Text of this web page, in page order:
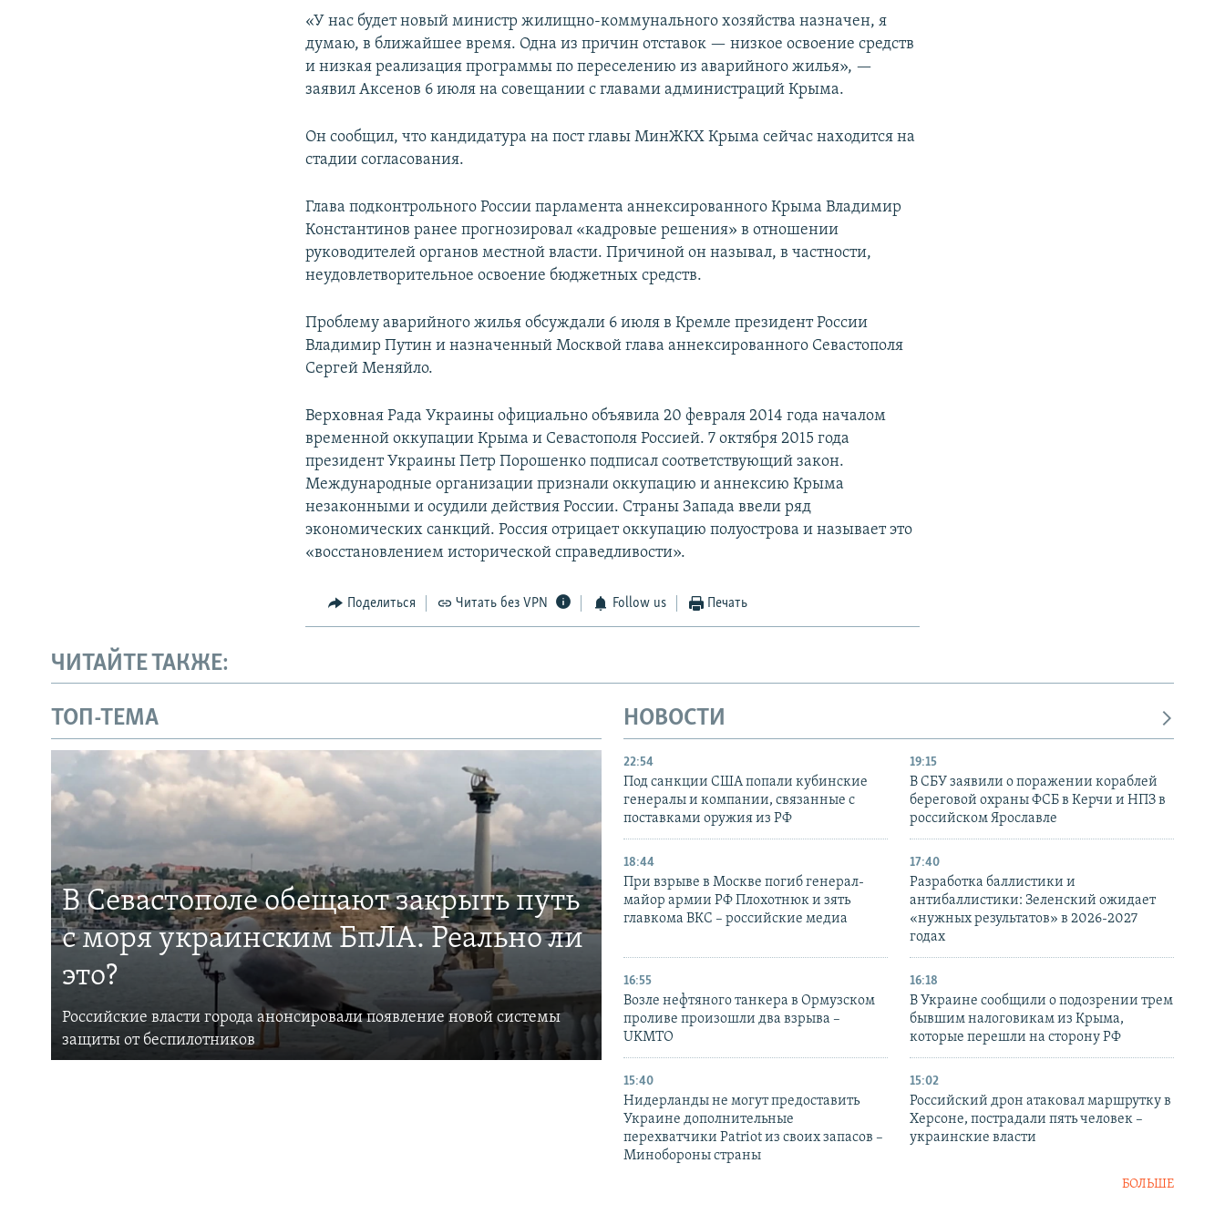
«У нас будет новый министр жилищно-коммунального хозяйства назначен, я
думаю, в ближайшее время. Одна из причин отставок — низкое освоение средств
и низкая реализация программы по переселению из аварийного жилья», —
заявил Аксенов 6 июля на совещании с главами администраций Крыма.
Он сообщил, что кандидатура на пост главы МинЖКХ Крыма сейчас находится на
стадии согласования.
Глава подконтрольного России парламента аннексированного Крыма Владимир
Константинов ранее прогнозировал «кадровые решения» в отношении
руководителей органов местной власти. Причиной он называл, в частности,
неудовлетворительное освоение бюджетных средств.
Проблему аварийного жилья обсуждали 6 июля в Кремле президент России
Владимир Путин и назначенный Москвой глава аннексированного Севастополя
Сергей Меняйло.
Верховная Рада Украины официально объявила 20 февраля 2014 года началом
временной оккупации Крыма и Севастополя Россией. 7 октября 2015 года
президент Украины Петр Порошенко подписал соответствующий закон.
Международные организации признали оккупацию и аннексию Крыма
незаконными и осудили действия России. Страны Запада ввели ряд
экономических санкций. Россия отрицает оккупацию полуострова и называет это
«восстановлением исторической справедливости».
Поделиться Читать без VPN Follow us Печать
ЧИТАЙТЕ ТАКЖЕ:
ТОП-ТЕМА
В Севастополе обещают закрыть путь
с моря украинским БпЛА. Реально ли
это?
Российские власти города анонсировали появление новой системы
защиты от беспилотников
НОВОСТИ
22:54
Под санкции США попали кубинские
генералы и компании, связанные с
поставками оружия из РФ
19:15
В СБУ заявили о поражении кораблей
береговой охраны ФСБ в Керчи и НПЗ в
российском Ярославле
18:44
При взрыве в Москве погиб генерал-
майор армии РФ Плохотнюк и зять
главкома ВКС – российские медиа
17:40
Разработка баллистики и
антибаллистики: Зеленский ожидает
«нужных результатов» в 2026-2027
годах
16:55
Возле нефтяного танкера в Ормузском
проливе произошли два взрыва –
UKMTO
16:18
В Украине сообщили о подозрении трем
бывшим налоговикам из Крыма,
которые перешли на сторону РФ
15:40
Нидерланды не могут предоставить
Украине дополнительные
перехватчики Patriot из своих запасов –
Минобороны страны
15:02
Российский дрон атаковал маршрутку в
Херсоне, пострадали пять человек –
украинские власти
БОЛЬШЕ